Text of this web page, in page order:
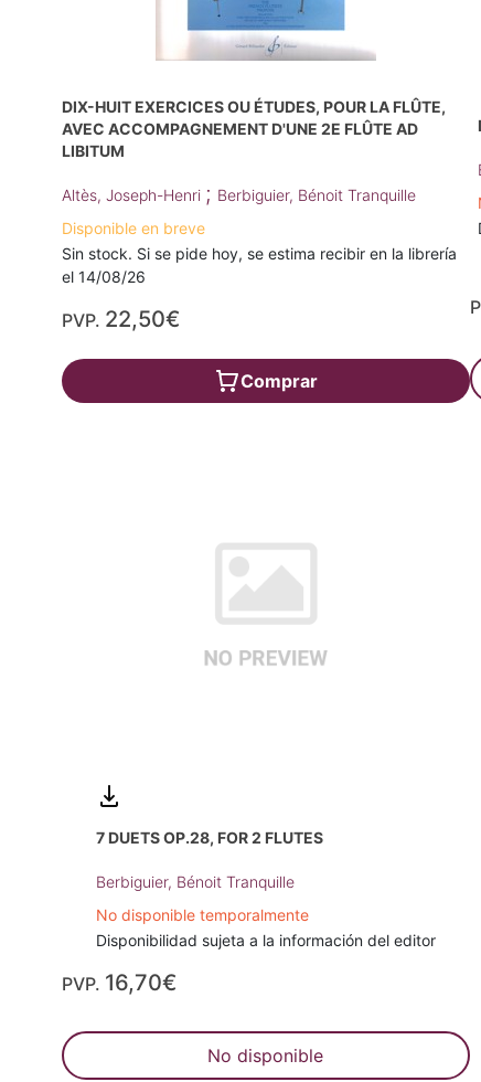
DIX-HUIT EXERCICES OU ÉTUDES, POUR LA FLÛTE,
AVEC ACCOMPAGNEMENT D'UNE 2E FLÛTE AD
LIBITUM
Altès, Joseph-Henri ; Berbiguier, Bénoit Tranquille
Disponible en breve
Sin stock. Si se pide hoy, se estima recibir en la librería
el 14/08/26
PVP. 22,50€
Comprar
7 DUETS OP.28, FOR 2 FLUTES
Berbiguier, Bénoit Tranquille
No disponible temporalmente
Disponibilidad sujeta a la información del editor
PVP. 16,70€
No disponible